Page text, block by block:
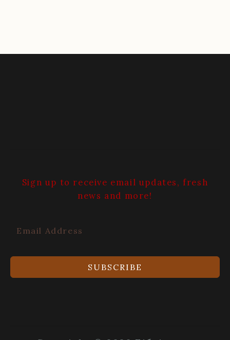
Sign up to receive email updates, fresh
news and more!
SUBSCRIBE